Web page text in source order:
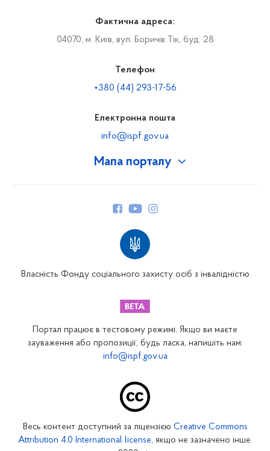
Мапа порталу
Закарпатське відділення
Запорізьке відділення
Кіровоградське відділення
Фактична адреса:
04070, м. Київ, вул. Боричів Тік, буд. 28
Телефон
+380 (44) 293-17-56
Електронна пошта
info@ispf.gov.ua
Власність Фонду соціального захисту осіб з інвалідністю
Портал працює в тестовому режимі. Якщо ви маєте
зауваження або пропозиції, будь ласка, напишіть нам:
info@ispf.gov.ua
Весь контент доступний за ліцензією Creative Commons
Attribution 4.0 International license, якщо не зазначено інше.